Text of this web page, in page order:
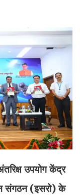
उपयोग केंद्र
संगठन (इसरो) के